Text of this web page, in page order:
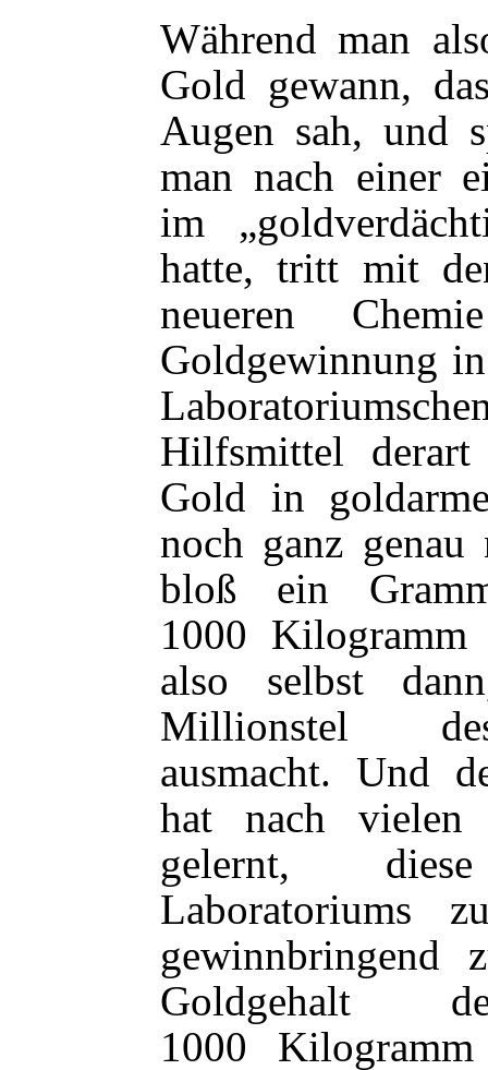
Während man
Gold gewann,
Augen sah, und
man nach einer
im
hatte, tritt mit
neueren
Goldgewinnung
Hilfsmittel
Gold in
noch ganz genau
bloß ein
1000 Kilogramm
also selbst
Millionstel
ausmacht. Und
hat nach vielen
gelernt,
Laboratoriums
gewinnbringend
Goldgehalt
1000